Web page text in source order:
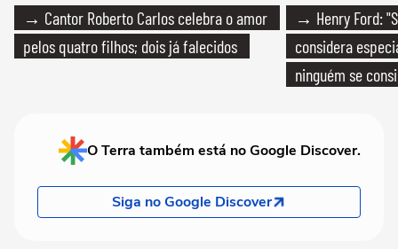
→ Cantor Roberto Carlos celebra o amor
pelos quatro filhos; dois já falecidos
→ Henry Ford:
considera
ninguém se
O Terra também está no Google Discover.
Siga no Google Discover